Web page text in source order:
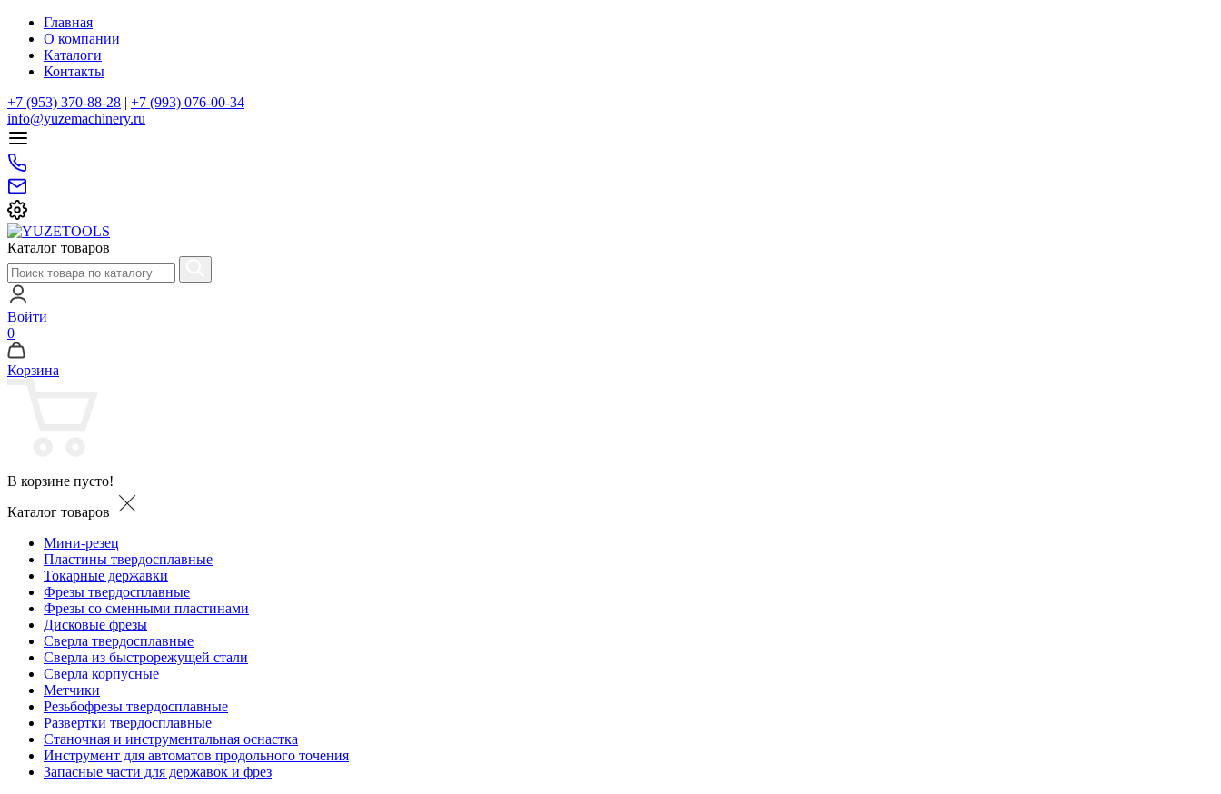
Главная
О компании
Каталоги
Контакты
+7 (953) 370-88-28 | +7 (993) 076-00-34
info@yuzemachinery.ru
Каталог товаров
Войти
0
Корзина
В корзине пусто!
Каталог товаров
Мини-резец
Пластины твердосплавные
Токарные державки
Фрезы твердосплавные
Фрезы со сменными пластинами
Дисковые фрезы
Сверла твердосплавные
Сверла из быстрорежущей стали
Сверла корпусные
Метчики
Резьбофрезы твердосплавные
Развертки твердосплавные
Станочная и инструментальная оснастка
Инструмент для автоматов продольного точения
Запасные части для державок и фрез